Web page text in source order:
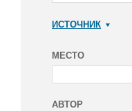
ИСТОЧНИК
МЕСТО
АВТОР